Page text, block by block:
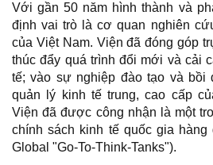
Với gần 50 năm hình thành và
định vai trò là cơ quan nghiên
của Việt Nam. Viện đã đóng góp
thúc đẩy quá trình đổi mới và cải
tế; vào sự nghiệp đào tạo và bồi
quản lý kinh tế trung, cao cấp
Viện đã được công nhận là một
chính sách kinh tế quốc gia
Global "Go-To-Think-Tanks").